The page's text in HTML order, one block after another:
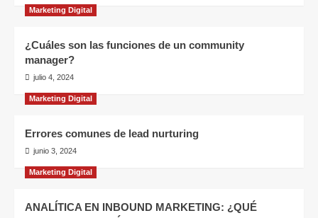
Marketing Digital
¿Cuáles son las funciones de un community
manager?
julio 4, 2024
Marketing Digital
Errores comunes de lead nurturing
junio 3, 2024
Marketing Digital
ANALÍTICA EN INBOUND MARKETING: ¿QUÉ